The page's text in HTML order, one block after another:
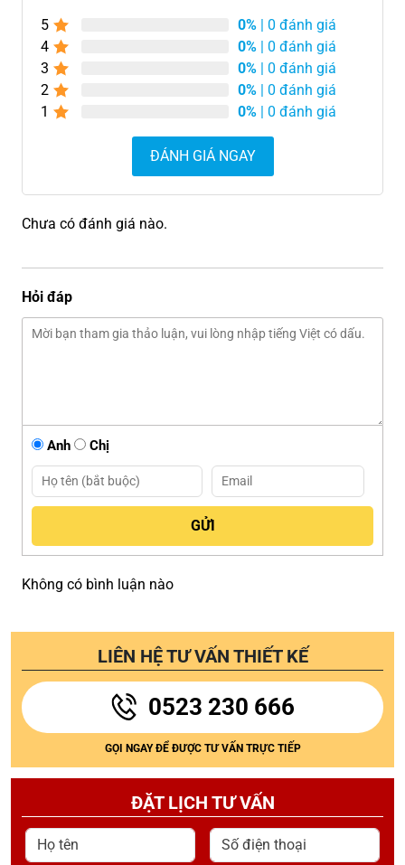
5 0% | 0 đánh giá
4
0% | 0 đánh giá
3
0% | 0 đánh giá
2
0% | 0 đánh giá
1
0% | 0 đánh giá
ĐÁNH GIÁ NGAY
Chưa có đánh giá nào.
Hỏi đáp
Anh Chị
Không có bình luận nào
LIÊN HỆ TƯ VẤN THIẾT KẾ
0523 230 666
GỌI NGAY ĐỂ ĐƯỢC TƯ VẤN TRỰC TIẾP
ĐẶT LỊCH TƯ VẤN
Họ tên Số điện thoại